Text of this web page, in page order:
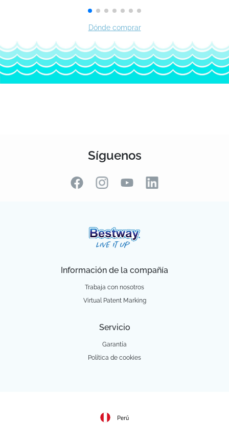
Síguenos
Información de la compañía
Trabaja con nosotros
Virtual Patent Marking
Servicio
Garantía
Política de cookies
Perú